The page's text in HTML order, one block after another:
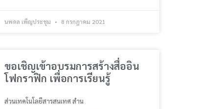
นพดล เพ็ญประชุม 8 กรกฎาคม 2021
ขอเชิญเข้าอบรมการสร้างสื่ออิน
โฟกราฟิก เพื่อการเรียนรู้
ส่วนเทคโนโลยีสารสนเทศ สำน